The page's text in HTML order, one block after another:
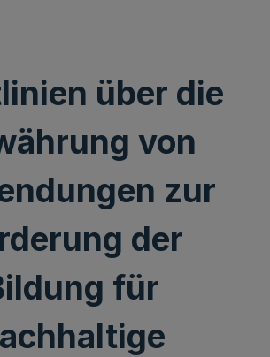
über die
von
zur
der
für